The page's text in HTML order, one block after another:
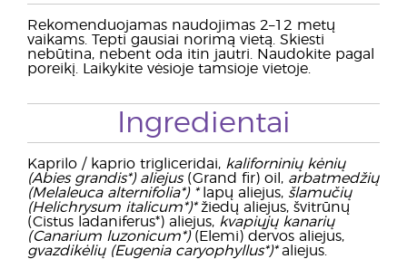
Rekomenduojamas naudojimas 2–12 metų
vaikams. Tepti gausiai norimą vietą. Skiesti
nebūtina, nebent oda itin jautri. Naudokite pagal
poreikį. Laikykite vėsioje tamsioje vietoje.
Ingredientai
Kaprilo / kaprio trigliceridai, kaliforninių kėnių
(Abies grandis*) aliejus(Grand fir) oil, arbatmedžių
(Melaleuca alternifolia*) *lapų aliejus, šlamučių
(Helichrysum italicum*)*žiedų aliejus, švitrūnų
(Cistus ladaniferus*) aliejus, kvapiųjų kanarių
(Canarium luzonicum*)(Elemi) dervos aliejus,
gvazdikėlių (Eugenia caryophyllus*)*aliejus.